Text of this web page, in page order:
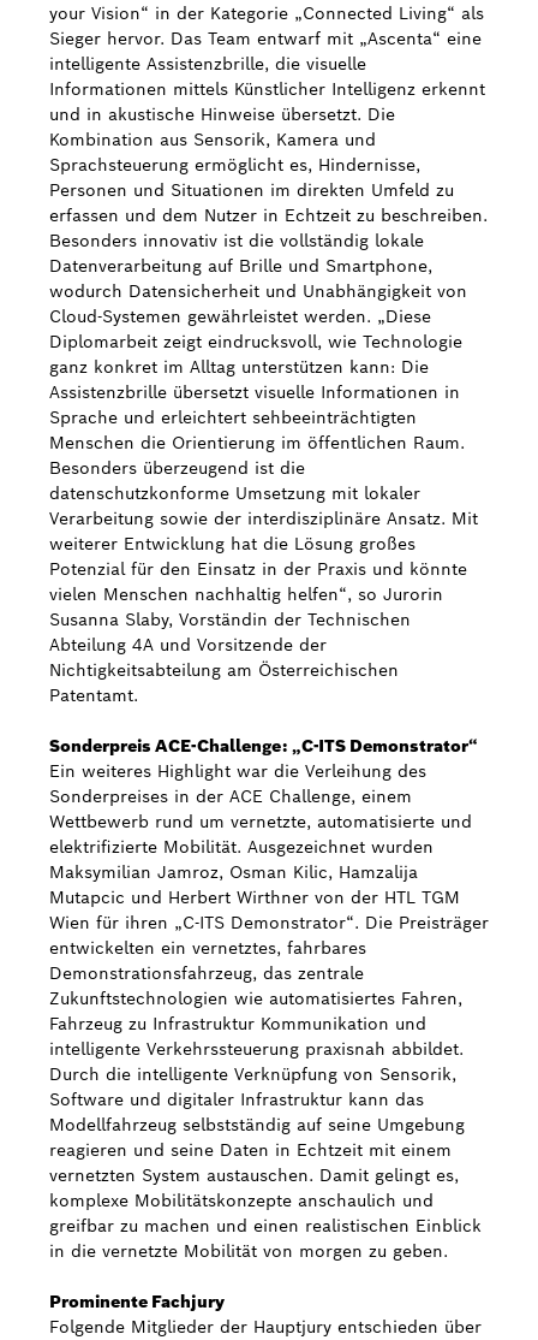
your Vision“ in der Kategorie „Connected Living“ als
Sieger hervor. Das Team entwarf mit „Ascenta“ eine
intelligente Assistenzbrille, die visuelle
Informationen mittels Künstlicher Intelligenz erkennt
und in akustische Hinweise übersetzt. Die
Kombination aus Sensorik, Kamera und
Sprachsteuerung ermöglicht es, Hindernisse,
Personen und Situationen im direkten Umfeld zu
erfassen und dem Nutzer in Echtzeit zu beschreiben.
Besonders innovativ ist die vollständig lokale
Datenverarbeitung auf Brille und Smartphone,
wodurch Datensicherheit und Unabhängigkeit von
Cloud-Systemen gewährleistet werden. „Diese
Diplomarbeit zeigt eindrucksvoll, wie Technologie
ganz konkret im Alltag unterstützen kann: Die
Assistenzbrille übersetzt visuelle Informationen in
Sprache und erleichtert sehbeeinträchtigten
Menschen die Orientierung im öffentlichen Raum.
Besonders überzeugend ist die
datenschutzkonforme Umsetzung mit lokaler
Verarbeitung sowie der interdisziplinäre Ansatz. Mit
weiterer Entwicklung hat die Lösung großes
Potenzial für den Einsatz in der Praxis und könnte
vielen Menschen nachhaltig helfen“, so Jurorin
Susanna Slaby, Vorständin der Technischen
Abteilung 4A und Vorsitzende der
Nichtigkeitsabteilung am Österreichischen
Patentamt.
Sonderpreis ACE-Challenge: „C-ITS Demonstrator“
Ein weiteres Highlight war die Verleihung des
Sonderpreises in der ACE Challenge, einem
Wettbewerb rund um vernetzte, automatisierte und
elektrifizierte Mobilität. Ausgezeichnet wurden
Maksymilian Jamroz, Osman Kilic, Hamzalija
Mutapcic und Herbert Wirthner von der HTL TGM
Wien für ihren „C-ITS Demonstrator“. Die Preisträger
entwickelten ein vernetztes, fahrbares
Demonstrationsfahrzeug, das zentrale
Zukunftstechnologien wie automatisiertes Fahren,
Fahrzeug zu Infrastruktur Kommunikation und
intelligente Verkehrssteuerung praxisnah abbildet.
Durch die intelligente Verknüpfung von Sensorik,
Software und digitaler Infrastruktur kann das
Modellfahrzeug selbstständig auf seine Umgebung
reagieren und seine Daten in Echtzeit mit einem
vernetzten System austauschen. Damit gelingt es,
komplexe Mobilitätskonzepte anschaulich und
greifbar zu machen und einen realistischen Einblick
in die vernetzte Mobilität von morgen zu geben.
Prominente Fachjury
Folgende Mitglieder der Hauptjury entschieden über